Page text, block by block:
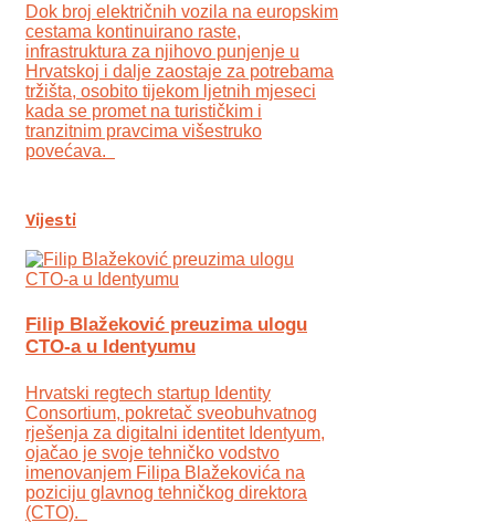
Dok broj električnih vozila na europskim
cestama kontinuirano raste,
infrastruktura za njihovo punjenje u
Hrvatskoj i dalje zaostaje za potrebama
tržišta, osobito tijekom ljetnih mjeseci
kada se promet na turističkim i
tranzitnim pravcima višestruko
povećava.
Vijesti
Filip Blažeković preuzima ulogu
CTO-a u Identyumu
Hrvatski regtech startup Identity
Consortium, pokretač sveobuhvatnog
rješenja za digitalni identitet Identyum,
ojаčao je svoje tehničko vodstvo
imenovanjem Filipa Blažekovića na
poziciju glavnog tehničkog direktora
(CTO).